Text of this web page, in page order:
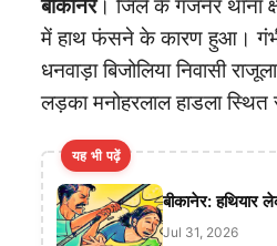
बीकानेर। जिले के गजनेर थाना
में हाथ फंसने के कारण हुआ।
धनवाड़ा बिजोलिया निवासी
लड़का मनोहरलाल हाडला स्थित
यह भी पढ़ें
बीकानेर: हथियार
Jul 31, 2026